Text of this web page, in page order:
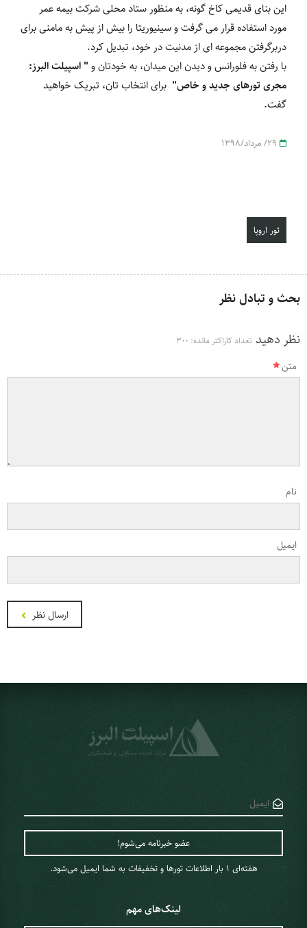
این بنای قدیمی کاخ گونه، به منظور ستاد محلی شرکت بیمه عمر
مورد استفاده قرار می گرفت و سینیوریتا را بیش از پیش به مامنی برای
دربرگرفتن مجموعه ای از مدنیت در خود، تبدیل کرد.
با رفتن به فلورانس و دیدن این میدان، به خودتان و " اسپیلت البرز:
مجری تورهای جدید و خاص" برای انتخاب تان، تبریک خواهید
گفت.
تور اروپا
بحث و تبادل نظر
نظر دهید تعداد کاراکتر مانده: 300
متن
نام
ایمیل
ارسال نظر
هفته‌ای 1 ‌بار اطلاعات تورها و تخفیفات به شما ایمیل می‌شود.
لینک‌های مهم